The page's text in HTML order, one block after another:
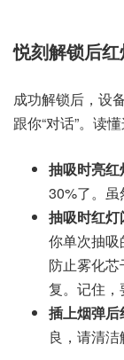
悦刻解锁后
成功解锁后，设
跟你“对话”。读
抽吸时亮红
30%了。虽
抽吸时红灯
你单次抽
防止雾化
复。记住，
插上烟弹
良，请清洁